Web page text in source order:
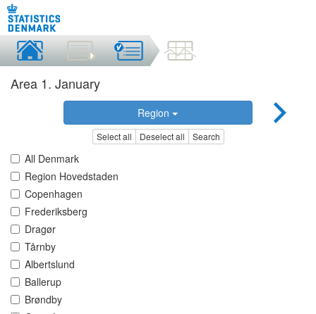
Area 1. January
Region
Select all Deselect all Search
All Denmark
Region Hovedstaden
Copenhagen
Frederiksberg
Dragør
Tårnby
Albertslund
Ballerup
Brøndby